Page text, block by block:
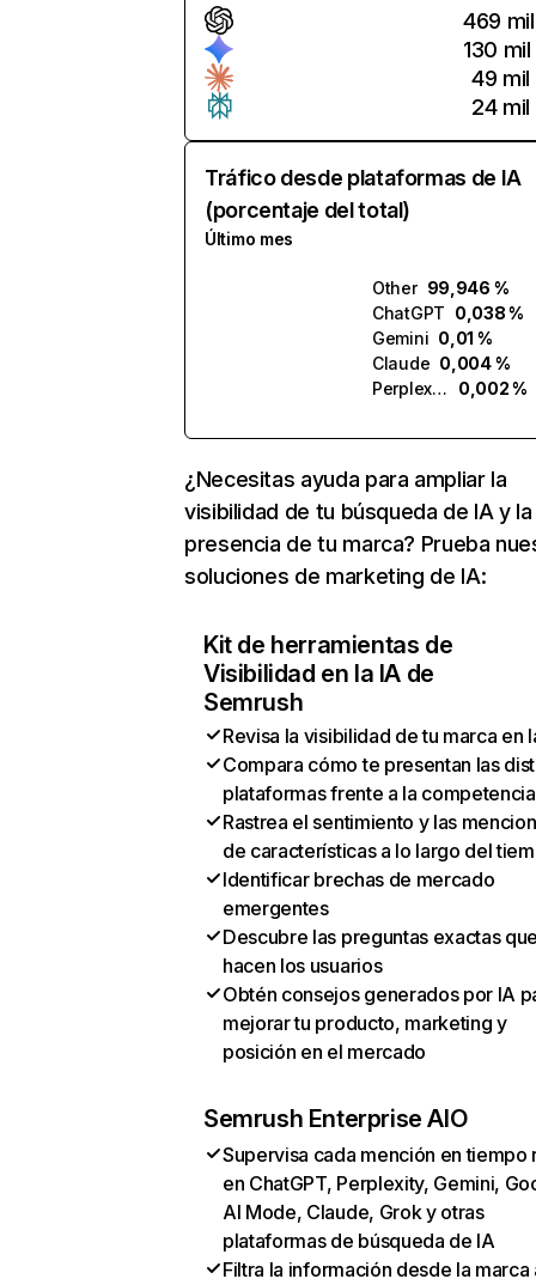
469 mil
130 mil
49 mil
24 mil
Tráfico desde plataformas de IA
(porcentaje del total)
Último mes
Other 99,946 %
ChatGPT 0,038 %
Gemini 0,01 %
Claude 0,004 %
Perplexity
0,002 %
¿Necesitas ayuda para ampliar la
visibilidad de tu búsqueda de IA y la
presencia de tu marca? Prueba
soluciones de marketing de IA:
Kit de herramientas de
Visibilidad en la IA de
Semrush
Revisa la visibilidad de tu marca en
Compara cómo te presentan las
plataformas frente a la competencia
Rastrea el sentimiento y las
de características a lo largo del
Identificar brechas de mercado
emergentes
Descubre las preguntas exactas
hacen los usuarios
Obtén consejos generados por IA
mejorar tu producto, marketing y
posición en el mercado
Semrush Enterprise AIO
Supervisa cada mención en tiempo
en ChatGPT, Perplexity, Gemini,
AI Mode, Claude, Grok y otras
plataformas de búsqueda de IA
Filtra la información desde la marca